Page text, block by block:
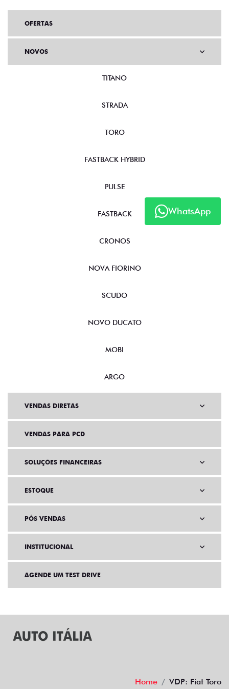
WhatsApp
OFERTAS
TITANO
STRADA
TORO
FASTBACK HYBRID
PULSE
FASTBACK
CRONOS
NOVA FIORINO
SCUDO
NOVO DUCATO
MOBI
VENDAS DIRETAS
VENDAS PARA PCD
SOLUÇÕES FINANCEIRAS
ESTOQUE
PÓS VENDAS
INSTITUCIONAL